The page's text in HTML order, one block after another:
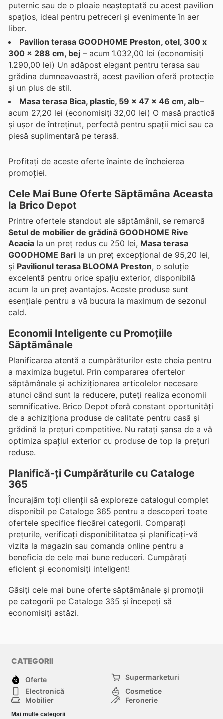
puternic sau de o ploaie neașteptată cu acest pavilion
spațios, ideal pentru petreceri și evenimente în aer
liber.
Pavilion terasa GOODHOME Preston, otel, 300 x
300 x 288 cm, bej – acum 1.032,00 lei (economisiți
1.290,00 lei) Un adăpost elegant pentru terasa sau
grădina dumneavoastră, acest pavilion oferă protecție
și un plus de stil.
Masa terasa Bica, plastic, 59 x 47 x 46 cm, alb–
acum 27,20 lei (economisiți 32,00 lei) O masă practică
și ușor de întreținut, perfectă pentru spații mici sau ca
piesă suplimentară pe terasă.
Profitați de aceste oferte înainte de încheierea
promoției.
Cele Mai Bune Oferte Săptămâna Aceasta
la Brico Depot
Printre ofertele standout ale săptămânii, se remarcă
Setul de mobilier de grădină GOODHOME Rive
Acacia la un preț redus cu 250 lei, Masa terasa
GOODHOME Bari la un preț excepțional de 95,20 lei,
și Pavilionul terasa BLOOMA Preston, o soluție
excelentă pentru orice spațiu exterior, disponibilă
acum la un preț avantajos. Aceste produse sunt
esențiale pentru a vă bucura la maximum de sezonul
cald.
Economii Inteligente cu Promoțiile
Săptămânale
Planificarea atentă a cumpărăturilor este cheia pentru
a maximiza bugetul. Prin compararea ofertelor
săptămânale și achiziționarea articolelor necesare
atunci când sunt la reducere, puteți realiza economii
semnificative. Brico Depot oferă constant oportunități
de a achiziționa produse de calitate pentru casă și
grădină la prețuri competitive. Nu ratați șansa de a vă
optimiza spațiul exterior cu produse de top la prețuri
reduse.
Planifică-ți Cumpărăturile cu Cataloge
365
Încurajăm toți clienții să exploreze catalogul complet
disponibil pe Cataloge 365 pentru a descoperi toate
ofertele specifice fiecărei categorii. Comparați
prețurile, verificați disponibilitatea și planificați-vă
vizita la magazin sau comanda online pentru a
beneficia de cele mai bune reduceri. Cumpărați
eficient și economisiți inteligent!
Găsiți cele mai bune oferte săptămânale și promoții
pe categorii pe Cataloge 365 și începeți să
economisiți astăzi.
CATEGORII
Oferte
Supermarketuri
Electronică
Cosmetice
Mobilier
Feronerie
Mai multe categorii